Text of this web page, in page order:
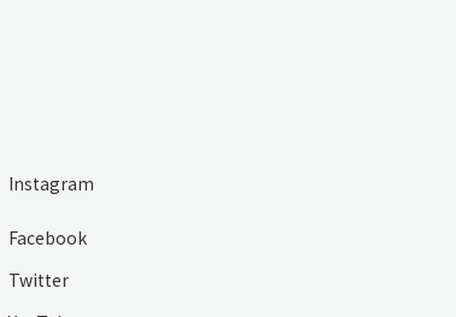
Instagram
Facebook
Twitter